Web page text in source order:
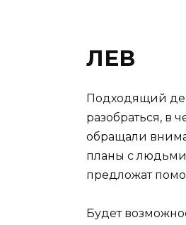
ЛЕВ
Подходящий
разобраться, в
обращали
планы с
предложат
Будет